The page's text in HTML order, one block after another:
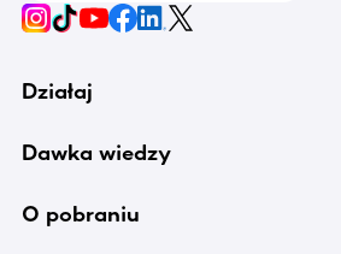
Działaj
Dawka wiedzy
O pobraniu